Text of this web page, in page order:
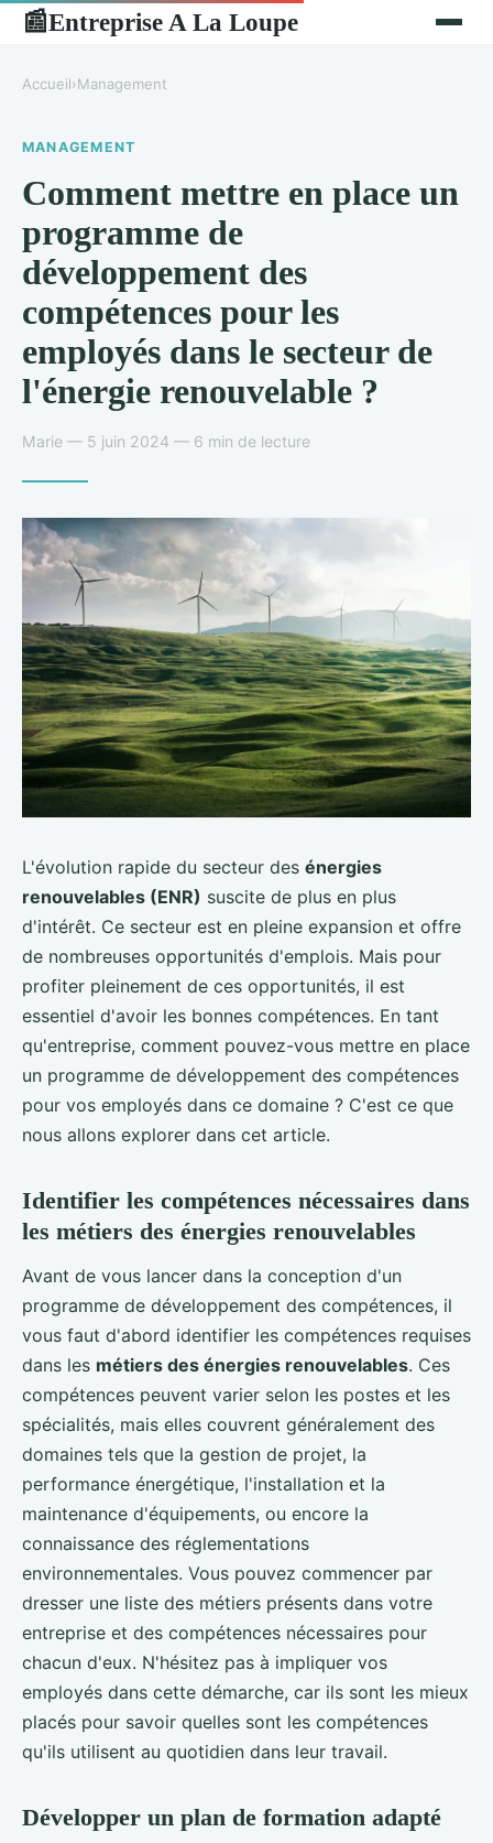
📰Entreprise A La Loupe
Accueil›Management
MANAGEMENT
Comment mettre en place un
programme de
développement des
compétences pour les
employés dans le secteur de
l'énergie renouvelable ?
Marie — 5 juin 2024 — 6 min de lecture
L'évolution rapide du secteur des énergies
renouvelables (ENR) suscite de plus en plus
d'intérêt. Ce secteur est en pleine expansion et offre
de nombreuses opportunités d'emplois. Mais pour
profiter pleinement de ces opportunités, il est
essentiel d'avoir les bonnes compétences. En tant
qu'entreprise, comment pouvez-vous mettre en place
un programme de développement des compétences
pour vos employés dans ce domaine ? C'est ce que
nous allons explorer dans cet article.
Identifier les compétences nécessaires dans
les métiers des énergies renouvelables
Avant de vous lancer dans la conception d'un
programme de développement des compétences, il
vous faut d'abord identifier les compétences requises
dans les métiers des énergies renouvelables. Ces
compétences peuvent varier selon les postes et les
spécialités, mais elles couvrent généralement des
domaines tels que la gestion de projet, la
performance énergétique, l'installation et la
maintenance d'équipements, ou encore la
connaissance des réglementations
environnementales. Vous pouvez commencer par
dresser une liste des métiers présents dans votre
entreprise et des compétences nécessaires pour
chacun d'eux. N'hésitez pas à impliquer vos
employés dans cette démarche, car ils sont les mieux
placés pour savoir quelles sont les compétences
qu'ils utilisent au quotidien dans leur travail.
Développer un plan de formation adapté